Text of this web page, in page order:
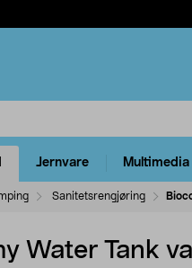
Jernvare Multimedia
Sanitetsrengjøring
Water Tank